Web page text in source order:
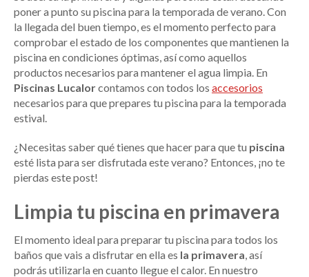
poner a punto su piscina para la temporada de verano. Con
la llegada del buen tiempo, es el momento perfecto para
comprobar el estado de los componentes que mantienen la
piscina en condiciones óptimas, así como aquellos
productos necesarios para mantener el agua limpia. En
Piscinas Lucalorcontamos con todos los accesorios
necesarios para que prepares tu piscina para la temporada
estival.
¿Necesitas saber qué tienes que hacer para que tu piscina
esté lista para ser disfrutada este verano? Entonces, ¡no te
pierdas este post!
Limpia tu piscina en primavera
El momento ideal para preparar tu piscina para todos los
baños que vais a disfrutar en ella es la primavera , así
podrás utilizarla en cuanto llegue el calor. En nuestro